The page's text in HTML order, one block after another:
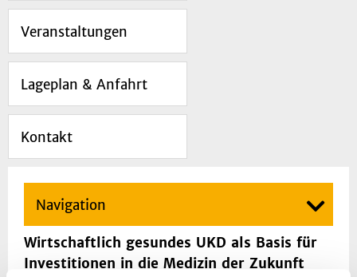
Veranstaltungen
Lageplan & Anfahrt
Kontakt
Navigation
Wirtschaftlich gesundes UKD als Basis für
Investitionen in die Medizin der Zukunft